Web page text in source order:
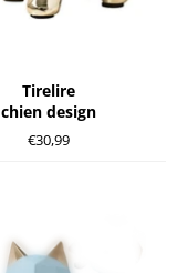
Tirelire
chien design
Prix
€30,99